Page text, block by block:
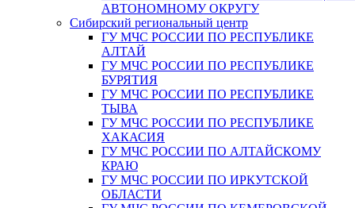
АВТОНОМНОМУ ОКРУГУ
Сибирский региональный центр
ГУ МЧС РОССИИ ПО РЕСПУБЛИКЕ
АЛТАЙ
ГУ МЧС РОССИИ ПО РЕСПУБЛИКЕ
БУРЯТИЯ
ГУ МЧС РОССИИ ПО РЕСПУБЛИКЕ
ТЫВА
ГУ МЧС РОССИИ ПО РЕСПУБЛИКЕ
ХАКАСИЯ
ГУ МЧС РОССИИ ПО АЛТАЙСКОМУ
КРАЮ
ГУ МЧС РОССИИ ПО ИРКУТСКОЙ
ОБЛАСТИ